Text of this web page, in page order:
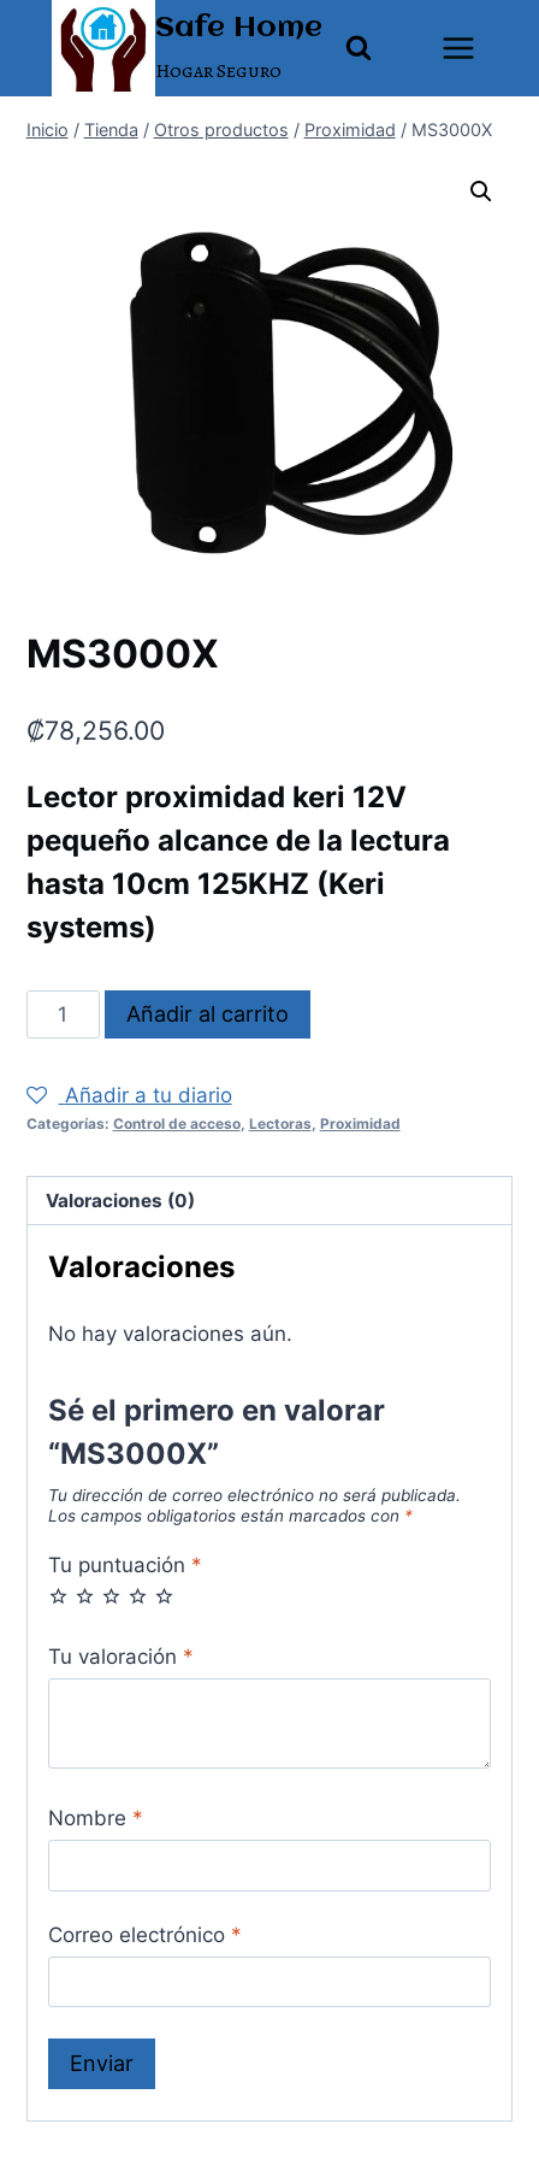
contenido
Safe Home
Hogar Seguro
Inicio / Tienda / Otros productos / Proximidad / MS3000X
MS3000X
₡78,256.00
Lector proximidad keri 12V
pequeño alcance de la lectura
hasta 10cm 125KHZ (Keri
systems)
MS3000X
cantidad
Añadir al carrito
Añadir a tu diario
Categorías: Control de acceso, Lectoras Proximidad
Valoraciones (0)
Valoraciones
No hay valoraciones aún.
Sé el primero en valorar
“MS3000X”
Tu dirección de correo electrónico no será publicada.
Los campos obligatorios están marcados con *
Tu puntuación *
Tu valoración *
Nombre *
Correo electrónico *